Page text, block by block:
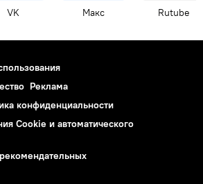
VK Макс Rutube
Реклама
конфиденциальности
Cookie и автоматического